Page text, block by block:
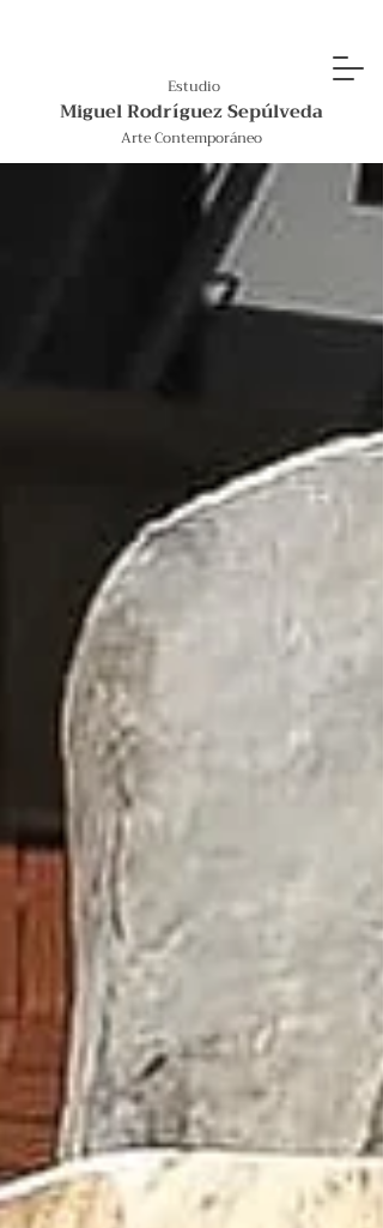
Estudio
Miguel Rodríguez Sepúlveda
Arte Contemporáneo